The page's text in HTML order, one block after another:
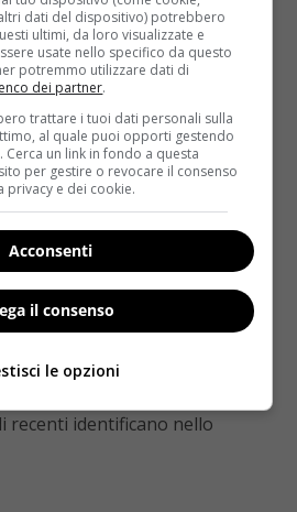
amico delle donne,
abbinato a frutta e cereali
2016
recenti identificano nello
dati del dispositivo) potrebbero
ultimi, da loro visualizzate e
usate nello specifico da questo
potremmo utilizzare dati di
dei partner.
trattare i tuoi dati personali sulla
al quale puoi opporti gestendo
un link in fondo a questa
per gestire o revocare il consenso
privacy e dei cookie.
Acconsenti
il consenso
le opzioni